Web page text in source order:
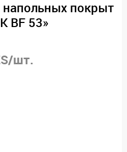
напольных покрыт
BF 53»
шт.